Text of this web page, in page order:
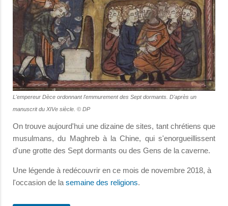
L'empereur Dèce ordonnant l'emmurement des Sept dormants. D'après un
manuscrit du XIVe siècle. © DP
On trouve aujourd'hui une dizaine de sites, tant chrétiens que
musulmans, du Maghreb à la Chine, qui s'enorgueillissent
d'une grotte des Sept dormants ou des Gens de la caverne.
Une légende à redécouvrir en ce mois de novembre 2018, à
l'occasion de la semaine des religions.